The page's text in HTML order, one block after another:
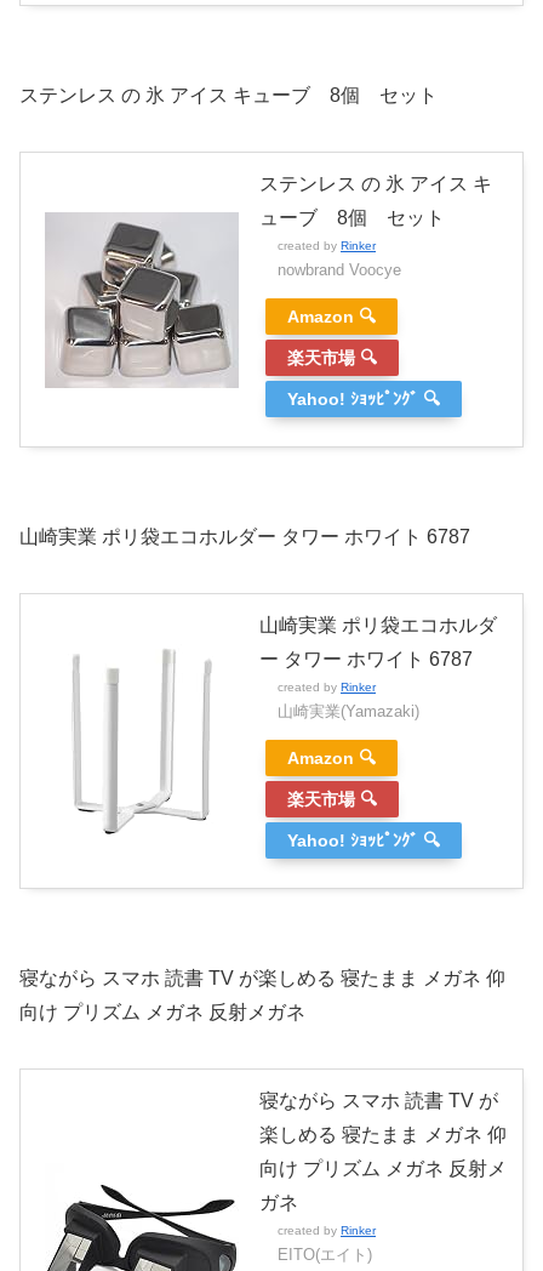
ステンレス の 氷 アイス キューブ 8個 セット
ステンレス の 氷 アイス キ
ューブ 8個 セット
created by Rinker
nowbrand Voocye
Amazon 🔍
楽天市場 🔍
Yahoo! ｼｮｯﾋﾟﾝｸﾞ 🔍
山崎実業 ポリ袋エコホルダー タワー ホワイト 6787
山崎実業 ポリ袋エコホルダ
ー タワー ホワイト 6787
created by Rinker
山崎実業(Yamazaki)
Amazon 🔍
楽天市場 🔍
Yahoo! ｼｮｯﾋﾟﾝｸﾞ 🔍
寝ながら スマホ 読書 TV が楽しめる 寝たまま メガネ 仰
向け プリズム メガネ 反射メガネ
寝ながら スマホ 読書 TV が
楽しめる 寝たまま メガネ 仰
向け プリズム メガネ 反射メ
ガネ
created by Rinker
EITO(エイト)